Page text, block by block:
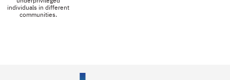
individuals in different
communities.